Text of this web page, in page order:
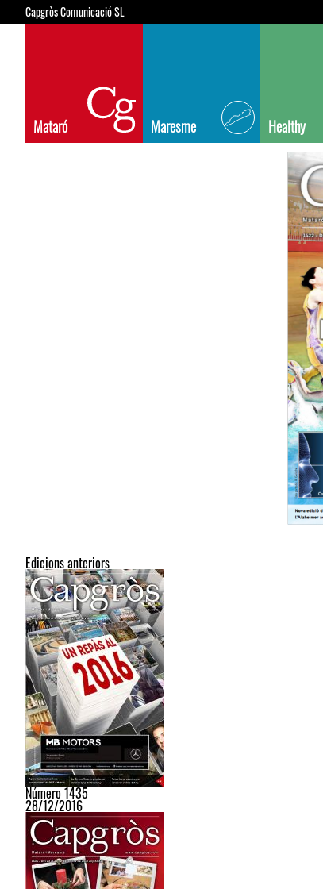
Capgròs Comunicació SL
Mataró Maresme Healthy
Edicions anteriors
Número 1435
28/12/2016